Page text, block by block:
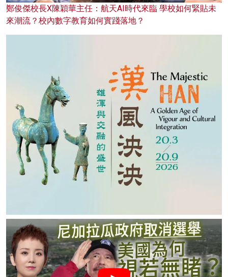
鄭俊傑校長X陳穎華主任：航天AI時代來臨 學校如何緊貼未
來潮流？校內數字教育如何實踐落地？